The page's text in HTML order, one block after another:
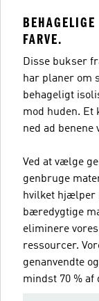
FARVE.
Disse bukser
har planer om
behageligt
mod huden. Et
ned ad
Ved at vælge
genbruge
hvilket hjælper
bæredygtige
eliminere
ressourcer.
genanvendte
mindst 70 %